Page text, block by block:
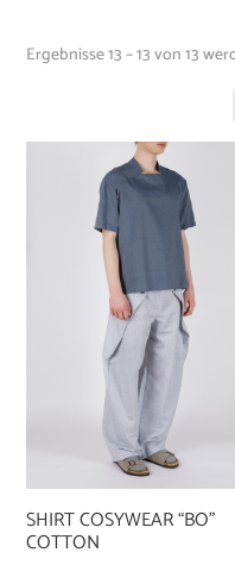
Ergebnisse 13 – 13 von 13
SHIRT COSYWEAR “BO”
COTTON